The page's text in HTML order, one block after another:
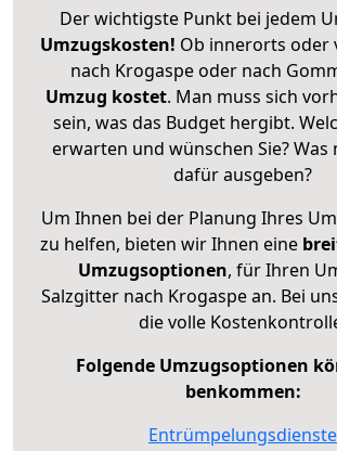
Der wichtigste Punkt bei jedem
Umzugskosten! Ob innerorts oder
nach Krogaspe oder nach
Umzug kostet. Man muss sich
sein, was das Budget hergibt.
erwarten und wünschen Sie? Was
dafür ausgeben?
Um Ihnen bei der Planung Ihres
zu helfen, bieten wir Ihnen eine
Umzugsoptionen, für Ihren
Salzgitter nach Krogaspe an. Bei
die volle
Folgende Umzugsoptionen
benkommen:
Entrümpelungsdienste